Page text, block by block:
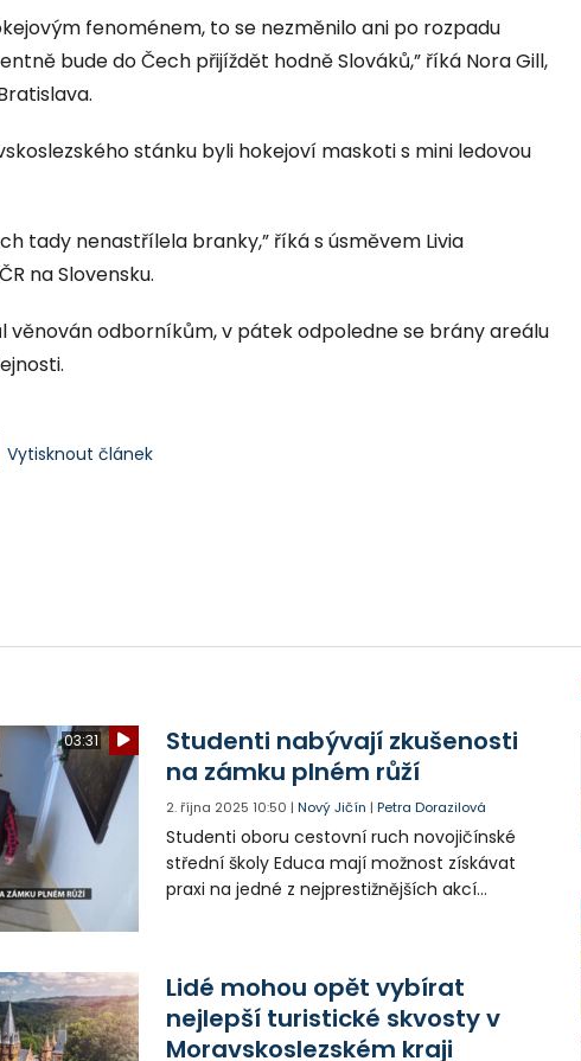
fenoménem, to se nezměnilo ani po rozpadu
bude do Čech přijíždět hodně Slováků,” říká Nora Gill,
stánku byli hokejoví maskoti s mini ledovou
tady nenastřílela branky,” říká s úsměvem Livia
na Slovensku.
věnován odborníkům, v pátek odpoledne se brány areálu
Vytisknout článek
03:31
Studenti nabývají zkušenosti
na zámku plném růží
2. října 2025 10:50 |Nový Jičín |Petra Dorazilová
Studenti oboru cestovní ruch novojičínské
střední školy Educa mají možnost získávat
praxi na jedné z nejprestižnějších akcí
Lidé mohou opět vybírat
nejlepší turistické skvosty v
Moravskoslezském kraji